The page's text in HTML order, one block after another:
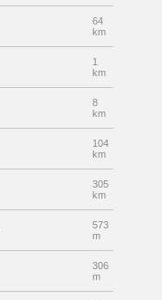
64
km
1
km
8
km
104
km
305
km
573
m
306
m